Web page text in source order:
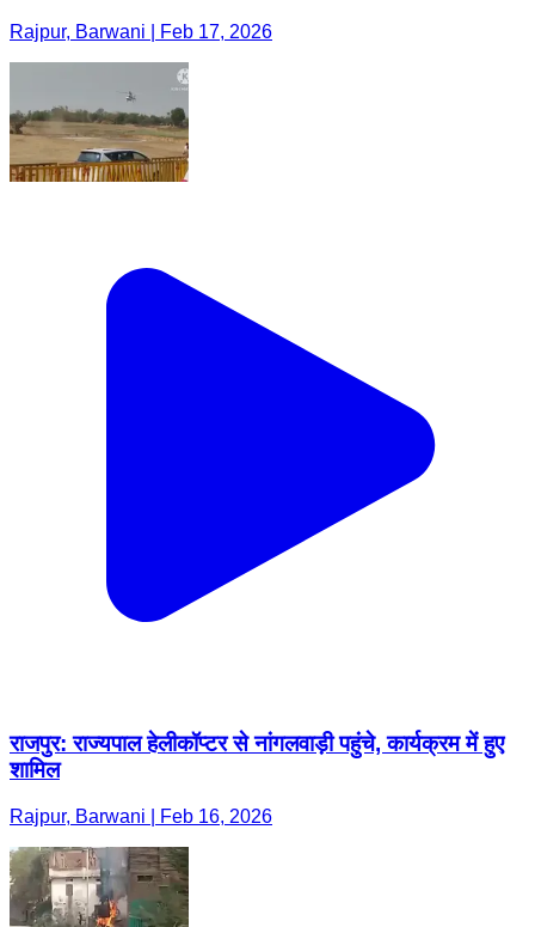
Rajpur, Barwani | Feb 17, 2026
राजपुर: राज्यपाल हेलीकॉप्टर से नांगलवाड़ी पहुंचे, कार्यक्रम में हुए
शामिल
Rajpur, Barwani | Feb 16, 2026